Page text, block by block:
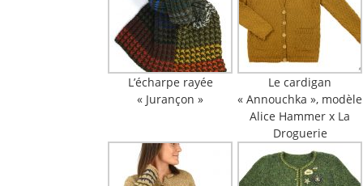
L’écharpe rayée
« Jurançon »
Le cardigan
« Annouchka », modèle
Alice Hammer x La
Droguerie